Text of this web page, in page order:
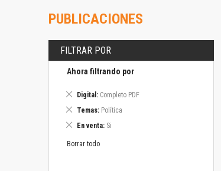
PUBLICACIONES
FILTRAR POR
Ahora filtrando por
Digital Completo PDF
Eliminar
artículo
Temas Política
Eliminar
artículo
En venta Si
Eliminar
artículo
Borrar todo